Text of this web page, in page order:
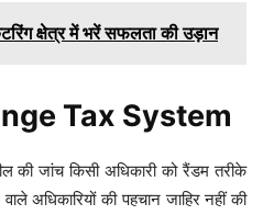
क्षेत्र में भरें सफलता की उड़ान
Tax System
जांच किसी अधिकारी को रैंडम तरीके
अधिकारियों की पहचान जाहिर नहीं की